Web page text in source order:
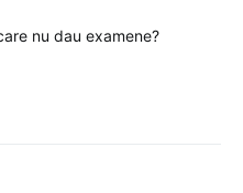
nu dau examene?